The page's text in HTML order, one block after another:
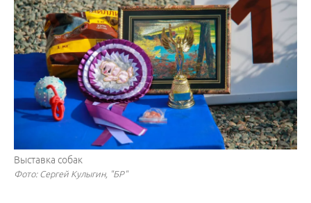
Выставка собак
Фото: Сергей Кулыгин, "БР"